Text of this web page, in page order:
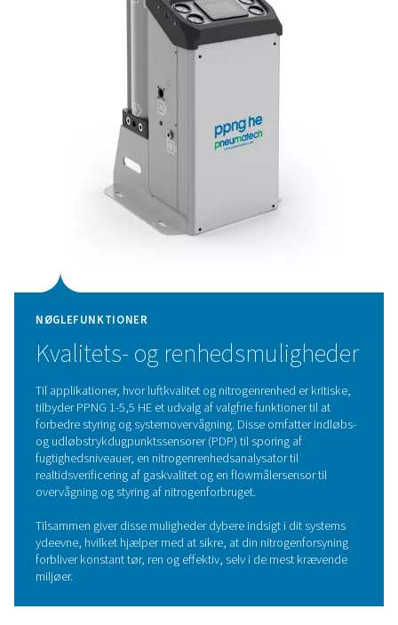
NØGLEFUNKTIONER
Innovativ PSA-cyklus og
højeffektivt CMS
PPNG HE’s avancerede PSA-cyklus kombineret med
førsteklasses kulstofmolekylære sigter (CMS) leverer
effektivitet, der hjælper med at reducere
betydeligt og minimere emissionerne.
Systemet er omhyggeligt designet til at maksimere
sikre, at hver eneste bit energi udnyttes til sit fulde
Economizer-funktionen øger effektiviteten yderligere
Det gennemtænkte design forbedrer ikke kun
men fremmer også bæredygtighed ved at reducere